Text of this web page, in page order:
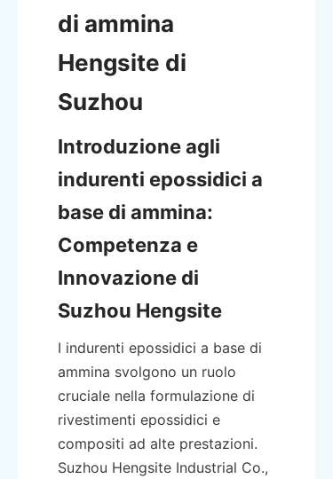
di ammina
Hengsite di
Suzhou
Introduzione agli
indurenti epossidici a
base di ammina:
Competenza e
Innovazione di
Suzhou Hengsite
I indurenti epossidici a base di
ammina svolgono un ruolo
cruciale nella formulazione di
rivestimenti epossidici e
compositi ad alte prestazioni.
Suzhou Hengsite Industrial Co.,